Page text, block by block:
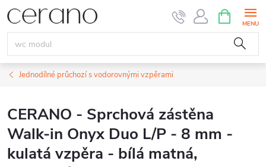
Přejít
na
obsah
NÁKUPNÍ
KOŠÍK
Jednodílné průchozí s vodorovnými vzpěrami
CERANO - Sprchová zástěna
Walk-in Onyx Duo L/P - 8 mm -
kulatá vzpěra - bílá matná,